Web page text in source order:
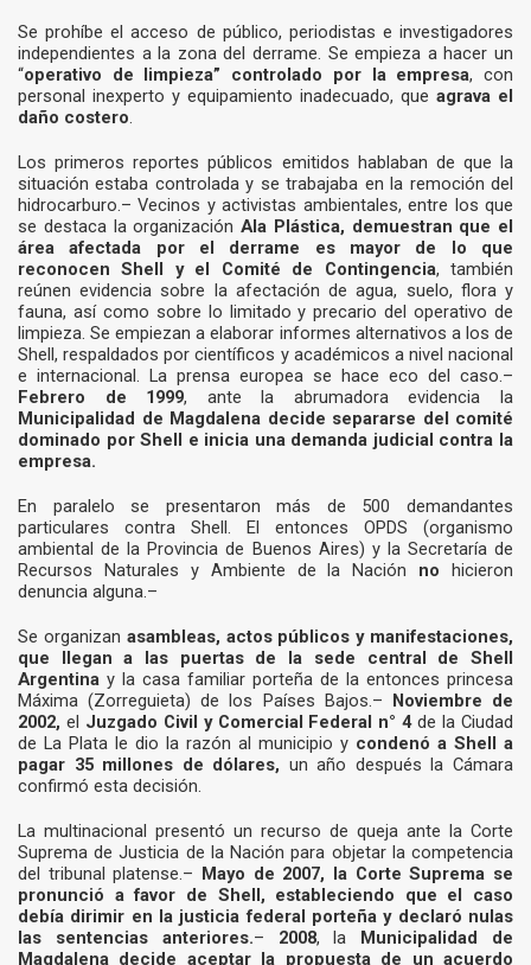
Se prohíbe el acceso de público, periodistas e investigadores
independientes a la zona del derrame. Se empieza a hacer un
“operativo de limpieza” controlado por la empresa, con
personal inexperto y equipamiento inadecuado, que agrava el
daño costero.
Los primeros reportes públicos emitidos hablaban de que la
situación estaba controlada y se trabajaba en la remoción del
hidrocarburo.– Vecinos y activistas ambientales, entre los que
se destaca la organización Ala Plástica, demuestran que el
área afectada por el derrame es mayor de lo que
reconocen Shell y el Comité de Contingencia, también
reúnen evidencia sobre la afectación de agua, suelo, flora y
fauna, así como sobre lo limitado y precario del operativo de
limpieza. Se empiezan a elaborar informes alternativos a los de
Shell, respaldados por científicos y académicos a nivel nacional
e internacional. La prensa europea se hace eco del caso.–
Febrero de 1999, ante la abrumadora evidencia la
Municipalidad de Magdalena decide separarse del comité
dominado por Shell e inicia una demanda judicial contra la
empresa.
En paralelo se presentaron más de 500 demandantes
particulares contra Shell. El entonces OPDS (organismo
ambiental de la Provincia de Buenos Aires) y la Secretaría de
Recursos Naturales y Ambiente de la Nación no hicieron
denuncia alguna.–
Se organizan asambleas, actos públicos y manifestaciones,
que llegan a las puertas de la sede central de Shell
Argentina y la casa familiar porteña de la entonces princesa
Máxima (Zorreguieta) de los Países Bajos.– Noviembre de
2002, el Juzgado Civil y Comercial Federal n° 4de la Ciudad
de La Plata le dio la razón al municipio y condenó a Shell a
pagar 35 millones de dólares, un año después la Cámara
confirmó esta decisión.
La multinacional presentó un recurso de queja ante la Corte
Suprema de Justicia de la Nación para objetar la competencia
del tribunal platense.– Mayo de 2007, la Corte Suprema se
pronunció a favor de Shell, estableciendo que el caso
debía dirimir en la justicia federal porteña y declaró nulas
las sentencias anteriores.– 2008, la Municipalidad de
Magdalena decide aceptar la propuesta de un acuerdo